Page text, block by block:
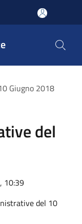
Giugno 2018
del
10:39
del 10